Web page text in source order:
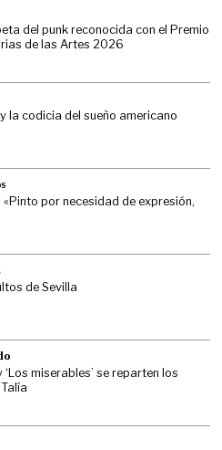
del punk reconocida con el Premio
de las Artes 2026
y la codicia del sueño americano
por necesidad de expresión,
de Sevilla
‘Los miserables’ se reparten los